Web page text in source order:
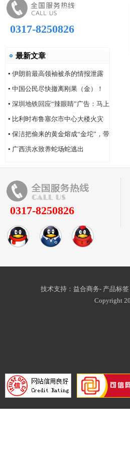
0317-8250826
最新文章
• 伊朗前最高领袖被杀的情报泄露
问题，“很可能仍然存在”
• 中国公民尽快撤离刚果（金）！
• 深圳地铁回应“辣眼睛”广告：马上
改！
• 比利时布鲁塞尔市中心大楼火灾
造成6人死亡
• 保洁把偷来的黄金熔成“金坨”，带
着家人连夜逃跑
• 广西洪水致养蛇场蛇逃出
0317-8250826
技术支持：益合商务- 产品标
Copyright